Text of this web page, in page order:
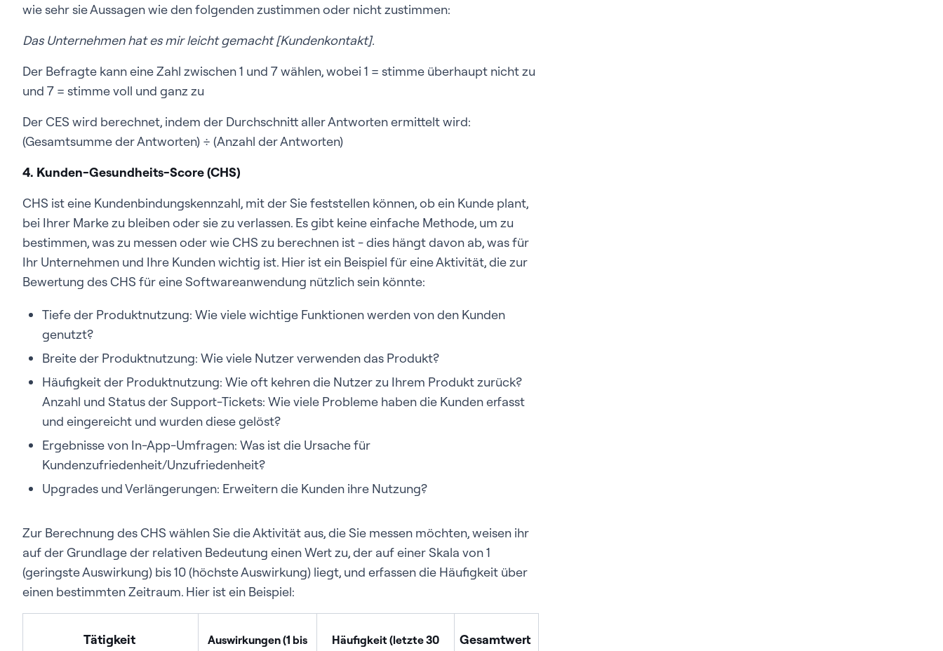
wie sehr sie Aussagen wie den folgenden zustimmen oder nicht zustimmen:
Das Unternehmen hat es mir leicht gemacht [Kundenkontakt].
Der Befragte kann eine Zahl zwischen 1 und 7 wählen, wobei 1 = stimme überhaupt nicht zu
und 7 = stimme voll und ganz zu
Der CES wird berechnet, indem der Durchschnitt aller Antworten ermittelt wird:
(Gesamtsumme der Antworten) ÷ (Anzahl der Antworten)
4. Kunden-Gesundheits-Score (CHS)
CHS ist eine Kundenbindungskennzahl, mit der Sie feststellen können, ob ein Kunde plant,
bei Ihrer Marke zu bleiben oder sie zu verlassen. Es gibt keine einfache Methode, um zu
bestimmen, was zu messen oder wie CHS zu berechnen ist - dies hängt davon ab, was für
Ihr Unternehmen und Ihre Kunden wichtig ist. Hier ist ein Beispiel für eine Aktivität, die zur
Bewertung des CHS für eine Softwareanwendung nützlich sein könnte:
Tiefe der Produktnutzung: Wie viele wichtige Funktionen werden von den Kunden
genutzt?
Breite der Produktnutzung: Wie viele Nutzer verwenden das Produkt?
Häufigkeit der Produktnutzung: Wie oft kehren die Nutzer zu Ihrem Produkt zurück?
Anzahl und Status der Support-Tickets: Wie viele Probleme haben die Kunden erfasst
und eingereicht und wurden diese gelöst?
Ergebnisse von In-App-Umfragen: Was ist die Ursache für
Kundenzufriedenheit/Unzufriedenheit?
Upgrades und Verlängerungen: Erweitern die Kunden ihre Nutzung?
Zur Berechnung des CHS wählen Sie die Aktivität aus, die Sie messen möchten, weisen ihr
auf der Grundlage der relativen Bedeutung einen Wert zu, der auf einer Skala von 1
(geringste Auswirkung) bis 10 (höchste Auswirkung) liegt, und erfassen die Häufigkeit über
einen bestimmten Zeitraum. Hier ist ein Beispiel:
Tätigkeit
Auswirkungen (1 bis
Häufigkeit (letzte 30
Gesamtwert